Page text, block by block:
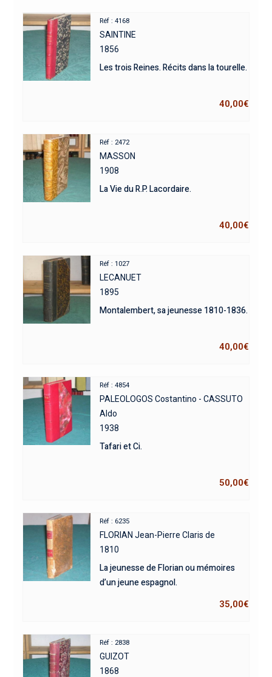
Réf : 4168
SAINTINE
1856
Les trois Reines. Récits dans la tourelle.
40,00€
Réf : 2472
MASSON
1908
La Vie du R.P. Lacordaire.
40,00€
Réf : 1027
LECANUET
1895
Montalembert, sa jeunesse 1810-1836.
40,00€
Réf : 4854
PALEOLOGOS Costantino - CASSUTO
Aldo
1938
Tafari et Ci.
50,00€
Réf : 6235
FLORIAN Jean-Pierre Claris de
1810
La jeunesse de Florian ou mémoires
d’un jeune espagnol.
35,00€
Réf : 2838
GUIZOT
1868